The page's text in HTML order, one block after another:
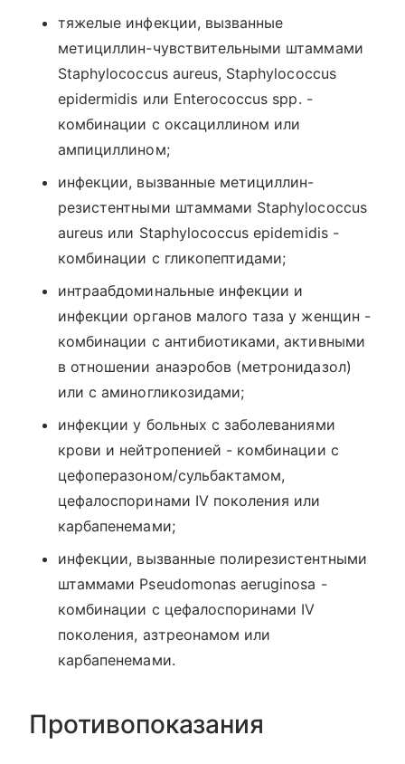
тяжелые инфекции, вызванные
метициллин-чувствительными штаммами
Staphylococcus aureus, Staphylococcus
epidermidis или Enterococcus spp. -
комбинации с оксациллином или
ампициллином;
инфекции, вызванные метициллин-
резистентными штаммами Staphylococcus
aureus или Staphylococcus epidemidis -
комбинации с гликопептидами;
интраабдоминальные инфекции и
инфекции органов малого таза у женщин -
комбинации с антибиотиками, активными
в отношении анаэробов (метронидазол)
или с аминогликозидами;
инфекции у больных с заболеваниями
крови и нейтропенией - комбинации с
цефоперазоном/сульбактамом,
цефалоспоринами IV поколения или
карбапенемами;
инфекции, вызванные полирезистентными
штаммами Pseudomonas aeruginosa -
комбинации с цефалоспоринами IV
поколения, азтреонамом или
карбапенемами.
Противопоказания